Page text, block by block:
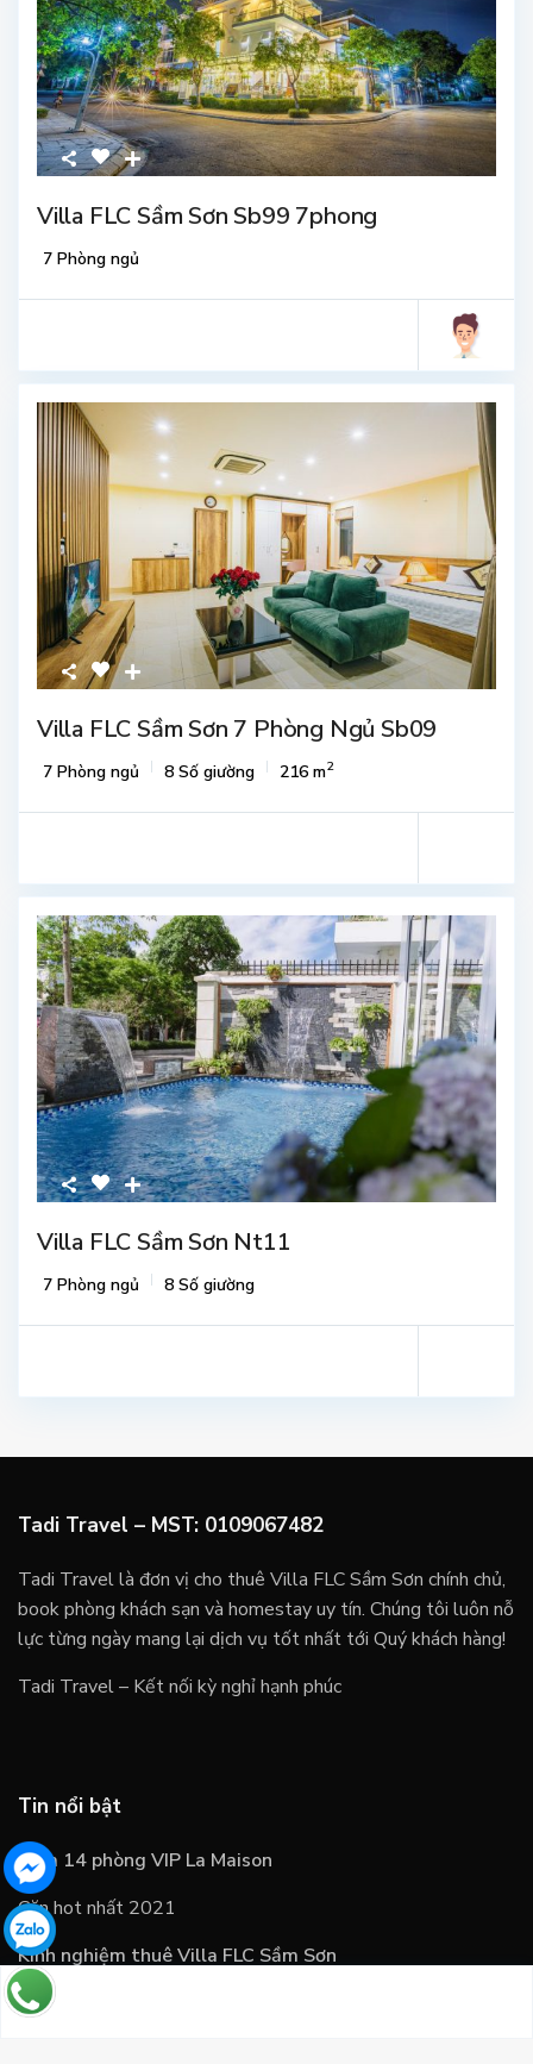
Villa FLC Sầm Sơn Sb99 7phong
7 Phòng ngủ
Villa FLC Sầm Sơn 7 Phòng Ngủ Sb09
7 Phòng ngủ 8 Số giường 216 m2
Villa FLC Sầm Sơn Nt11
7 Phòng ngủ 8 Số giường
Tadi Travel – MST: 0109067482
Tadi Travel là đơn vị cho thuê Villa FLC Sầm Sơn chính chủ,
book phòng khách sạn và homestay uy tín. Chúng tôi luôn nỗ
lực từng ngày mang lại dịch vụ tốt nhất tới Quý khách hàng!
Tadi Travel – Kết nối kỳ nghỉ hạnh phúc
Tin nổi bật
Villa 14 phòng VIP La Maison
Căn hot nhất 2021
Kinh nghiệm thuê Villa FLC Sầm Sơn
Những câu hỏi thường gặp